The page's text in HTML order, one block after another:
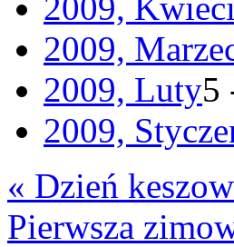
2009,
2009, Luty5
2009,
« Dzień
Pierwsza